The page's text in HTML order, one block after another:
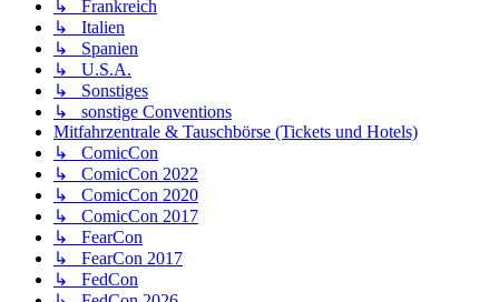
↳ Frankreich
↳ Italien
↳ Spanien
↳ U.S.A.
↳ Sonstiges
↳ sonstige Conventions
Mitfahrzentrale & Tauschbörse (Tickets und Hotels)
↳ ComicCon
↳ ComicCon 2022
↳ ComicCon 2020
↳ ComicCon 2017
↳ FearCon
↳ FearCon 2017
↳ FedCon